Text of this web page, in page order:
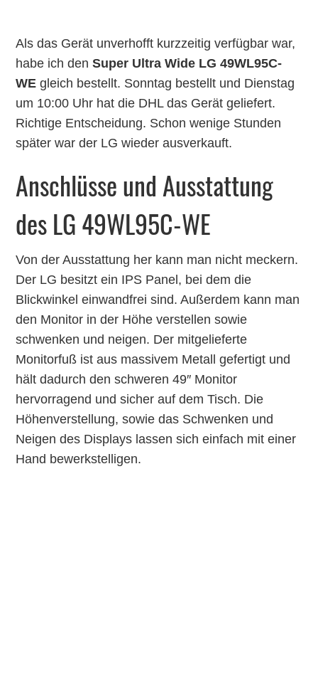
Als das Gerät unverhofft kurzzeitig verfügbar war,
habe ich denSuper Ultra Wide LG 49WL95C-
WE gleich bestellt. Sonntag bestellt und Dienstag
um 10:00 Uhr hat die DHL das Gerät geliefert.
Richtige Entscheidung. Schon wenige Stunden
später war der LG wieder ausverkauft.
Anschlüsse und Ausstattung
des LG 49WL95C-WE
Von der Ausstattung her kann man nicht meckern.
Der LG besitzt ein IPS Panel, bei dem die
Blickwinkel einwandfrei sind. Außerdem kann man
den Monitor in der Höhe verstellen sowie
schwenken und neigen. Der mitgelieferte
Monitorfuß ist aus massivem Metall gefertigt und
hält dadurch den schweren 49″ Monitor
hervorragend und sicher auf dem Tisch. Die
Höhenverstellung, sowie das Schwenken und
Neigen des Displays lassen sich einfach mit einer
Hand bewerkstelligen.